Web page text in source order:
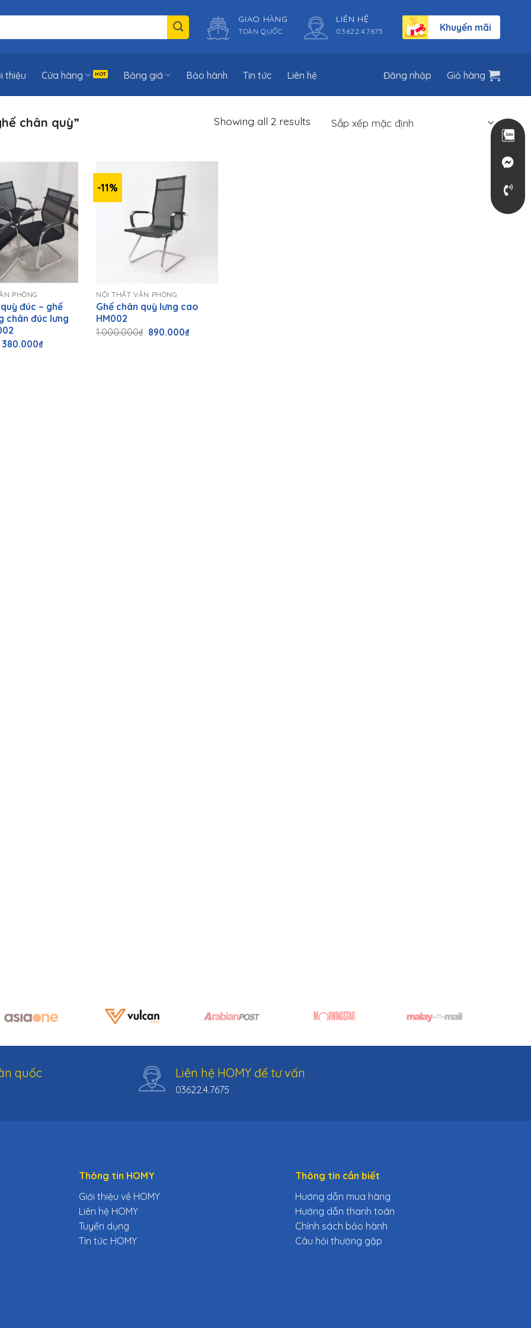
GIAO HÀNG
TOÀN QUỐC
LIÊN HỆ
03622.4.7675 Khuyến mãi
thiệu Cửa hàng Bảng giá Bảo hành Tin tức Liên hệ Đăng nhập Giỏ hàng
chân quỳ” Showing all 2 results
PHÒNG
đúc – ghế
chân đúc lưng
Giá
380.000₫Giá
-11%
NỘI THẤT VĂN PHÒNG
Ghế chân quỳ lưng cao
HM002
1.000.000₫ Giá
890.000₫Giá
quốc Liên hệ HOMY để tư vấn
03622.4.7675
Thông tin HOMY
Giới thiệu về HOMY
Liên hệ HOMY
Tuyển dụng
Tin tức HOMY
Thông tin cần biết
Hướng dẫn mua hàng
Hướng dẫn thanh toán
Chính sách bảo hành
Câu hỏi thường gặp